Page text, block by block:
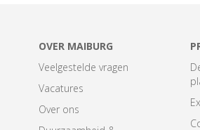
OVER MAIBURG
Veelgestelde vragen
Vacatures
Over ons